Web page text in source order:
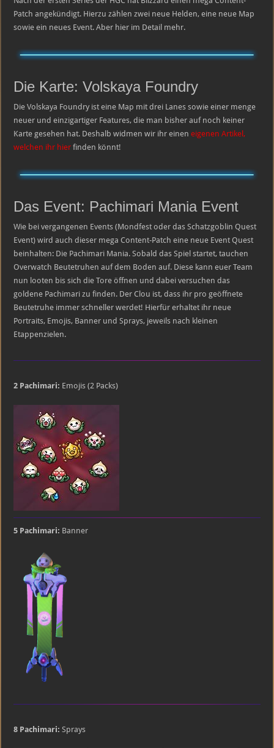
angekündigt
Patch angekündigt. Hierzu zählen zwei neue Helden, eine neue Map
sowie ein neues Event. Aber hier im Detail mehr.
Die Karte: Volskaya Foundry
Die Volskaya Foundry ist eine Map mit drei Lanes sowie einer menge
neuer und einzigartiger Features, die man bisher auf noch keiner
Karte gesehen hat. Deshalb widmen wir ihr eineneigenen Artikel,
welchen ihr hier finden könnt!
Das Event: Pachimari Mania Event
Wie bei vergangenen Events (Mondfest oder das Schatzgoblin Quest
Event) wird auch dieser mega Content-Patch eine neue Event Quest
beinhalten: Die Pachimari Mania. Sobald das Spiel startet, tauchen
Overwatch Beutetruhen auf dem Boden auf. Diese kann euer Team
nun looten bis sich die Tore öffnen und dabei versuchen das
goldene Pachimari zu finden. Der Clou ist, dass ihr pro geöffnete
Beutetruhe immer schneller werdet! Hierfür erhaltet ihr neue
Portraits, Emojis, Banner und Sprays, jeweils nach kleinen
Etappenzielen.
2 Pachimari: Emojis (2 Packs)
5 Pachimari: Banner
8 Pachimari: Sprays